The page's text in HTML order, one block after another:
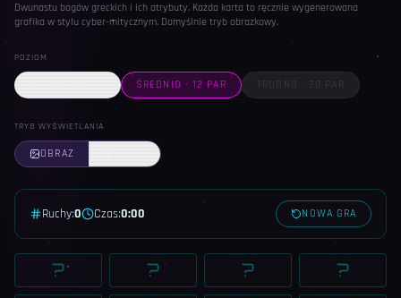
Dwunastu bogów greckich i ich atrybuty. Każda karta to ręcznie wygenerowana
grafika w stylu cyber-mitycznym. Domyślnie tryb obrazkowy.
POZIOM
ŚREDNIO · 12 PAR TRUDNO · 20 PAR
TRYB WYŚWIETLANIA
OBRAZ
Ruchy:0 Czas:0:00 NOWA GRA
? ? ?
?